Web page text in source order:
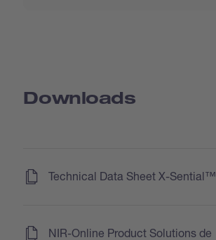
Downloads
Technical Data Sheet X-Sential™
NIR-Online Product Solutions de